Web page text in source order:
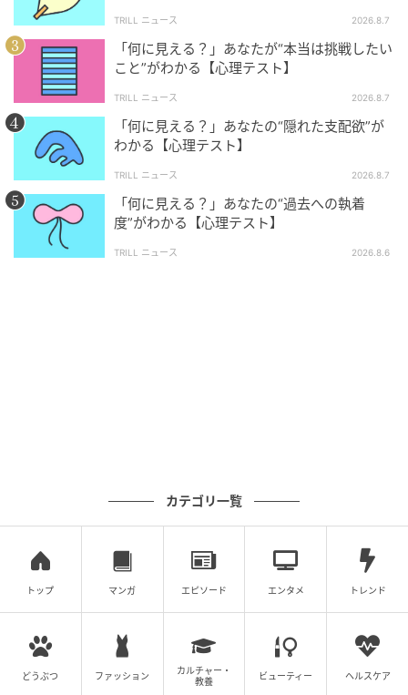
4. 焦ってみせて、罪悪感を抱かせるを選んだ
人に必要なのは「搦め手（からめて）を手放
すストレートな要求」
焦ってみせて、相手に罪悪感を抱かせることを選んだ
あなたは、相手からの介入に対してもパニックになら
ず、その場の状況を冷静に分析して自分の有利な形へ
変形させていける能力があるようです。高い戦略性を
持っていますが、自分の本音が伝わりにくい傾向もあ
るでしょう。
ライター: Kazuhide.Y
しい学問」ではなく「毎日の生活に役立つ知識」とし
てお届けします。あなたの心が少しでも軽くなるよう
な、そんな情報発信を目指しています。
【大人気心理テスト】であなたの『他人から見た魅
力』をチェックしよう！
【大人気心理テスト】であなたの『他人から見た
TRILL ニュース 2026.8.7
「何に見える？」あなたが“本当は挑戦したい
こと”がわかる【心理テスト】
TRILL ニュース 2026.8.7
「何に見える？」あなたの“隠れた支配欲”が
わかる【心理テスト】
TRILL ニュース 2026.8.7
「何に見える？」あなたの“過去への執着
度”がわかる【心理テスト】
TRILL ニュース 2026.8.6
カテゴリ一覧
トップ マンガ エピソード エンタメ トレンド
どうぶつ ファッション
カルチャー・
教養
ビューティー ヘルスケア